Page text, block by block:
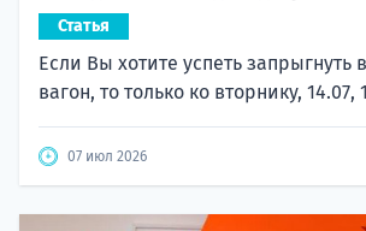
Статья
Если Вы хотите успеть запрыгнуть
вагон, то только ко вторнику, 14.07,
07 июл 2026